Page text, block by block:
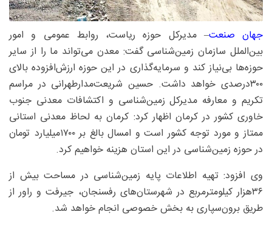
جهان صنعت– مدیرکل حوزه ریاست، روابط‌ عمومی و امور
بین‌الملل سازمان زمین‌شناسی گفت: معدن می‌تواند ما را از سایر
حوزه‌ها بی‌نیاز کند و سرمایه‌گذاری در این حوزه ارزش‌افزوده بالای
۳۰۰‌درصدی خواهد داشت. حسین شریعت‌مدار‌طهرانی در مراسم
تکریم و معارفه مدیرکل زمین‌شناسی و اکتشافات معدنی جنوب
خاوری کشور در کرمان اظهار کرد: کرمان به لحاظ معدنی استانی
ممتاز و مورد توجه کشور است و امسال بالغ بر ۱۷۰۰‌میلیارد تومان
در حوزه زمین‌شناسی در این استان هزینه خواهیم کرد.
وی افزود: تهیه اطلاعات پایه زمین‌شناسی در مساحت بیش از
۳۶‌هزار کیلومترمربع در شهرستان‌های رفسنجان، جیرفت و راور از
طریق برون‌سپاری به بخش خصوصی انجام خواهد شد.